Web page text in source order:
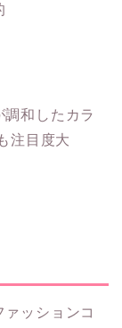
和したカラ
注目度大
ッションコ